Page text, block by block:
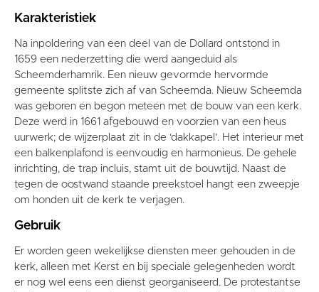
Vaktaal
Karakteristiek
Na inpoldering van een deel van de Dollard ontstond in
1659 een nederzetting die werd aangeduid als
Scheemderhamrik. Een nieuw gevormde hervormde
gemeente splitste zich af van Scheemda. Nieuw Scheemda
was geboren en begon meteen met de bouw van een kerk.
Deze werd in 1661 afgebouwd en voorzien van een heus
uurwerk; de wijzerplaat zit in de ‘dakkapel'. Het interieur met
een balkenplafond is eenvoudig en harmonieus. De gehele
inrichting, de trap incluis, stamt uit de bouwtijd. Naast de
tegen de oostwand staande preekstoel hangt een zweepje
om honden uit de kerk te verjagen.
Gebruik
Er worden geen wekelijkse diensten meer gehouden in de
kerk, alleen met Kerst en bij speciale gelegenheden wordt
er nog wel eens een dienst georganiseerd. De protestantse